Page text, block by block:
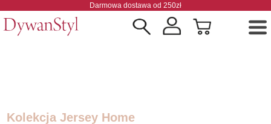
Darmowa dostawa od 250zł
Kolekcja Jersey Home